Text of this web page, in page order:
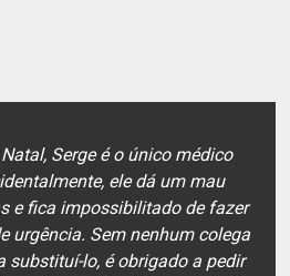
Serge é o único médico
ele dá um mau
e fica impossibilitado de fazer
urgência. Sem nenhum colega
substituí-lo, é obrigado a pedir